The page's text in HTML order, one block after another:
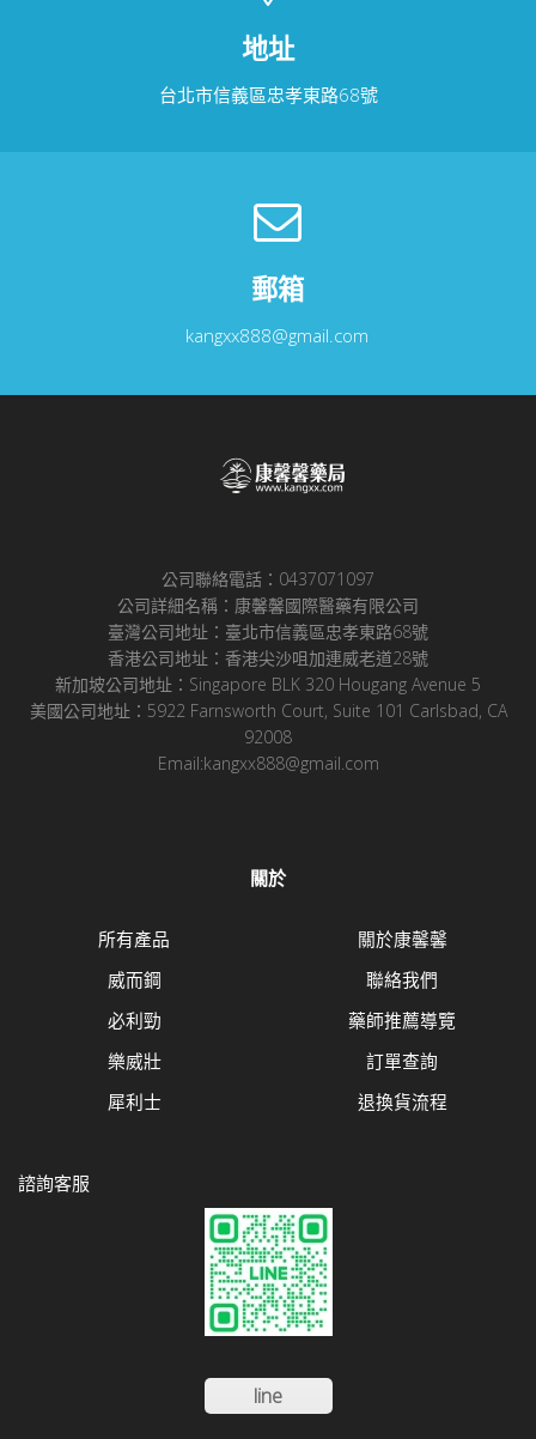
地址
台北市信義區忠孝東路68號
郵箱
kangxx888@gmail.com
公司聯絡電話：0437071097
公司詳細名稱：康馨馨國際醫藥有限公司
臺灣公司地址：臺北市信義區忠孝東路68號
香港公司地址：香港尖沙咀加連威老道28號
新加坡公司地址：Singapore BLK 320 Hougang Avenue 5
美國公司地址：5922 Farnsworth Court, Suite 101 Carlsbad, CA
92008
Email:kangxx888@gmail.com
關於
所有產品
威而鋼
必利勁
樂威壯
犀利士
關於康馨馨
聯絡我們
藥師推薦導覽
訂單查詢
退換貨流程
諮詢客服
line